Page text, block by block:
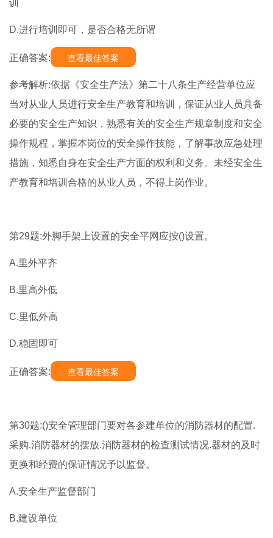
训
D.进行培训即可，是否合格无所谓
正确答案: 查看最佳答案
参考解析:依据《安全生产法》第二十八条生产经营单位应
当对从业人员进行安全生产教育和培训，保证从业人员具备
必要的安全生产知识，熟悉有关的安全生产规章制度和安全
操作规程，掌握本岗位的安全操作技能，了解事故应急处理
措施，知悉自身在安全生产方面的权利和义务。未经安全生
产教育和培训合格的从业人员，不得上岗作业。
第29题:外脚手架上设置的安全平网应按()设置。
A.里外平齐
B.里高外低
C.里低外高
D.稳固即可
正确答案: 查看最佳答案
第30题:()安全管理部门要对各参建单位的消防器材的配置.
采购.消防器材的摆放.消防器材的检查测试情况.器材的及时
更换和经费的保证情况予以监督。
A.安全生产监督部门
B.建设单位